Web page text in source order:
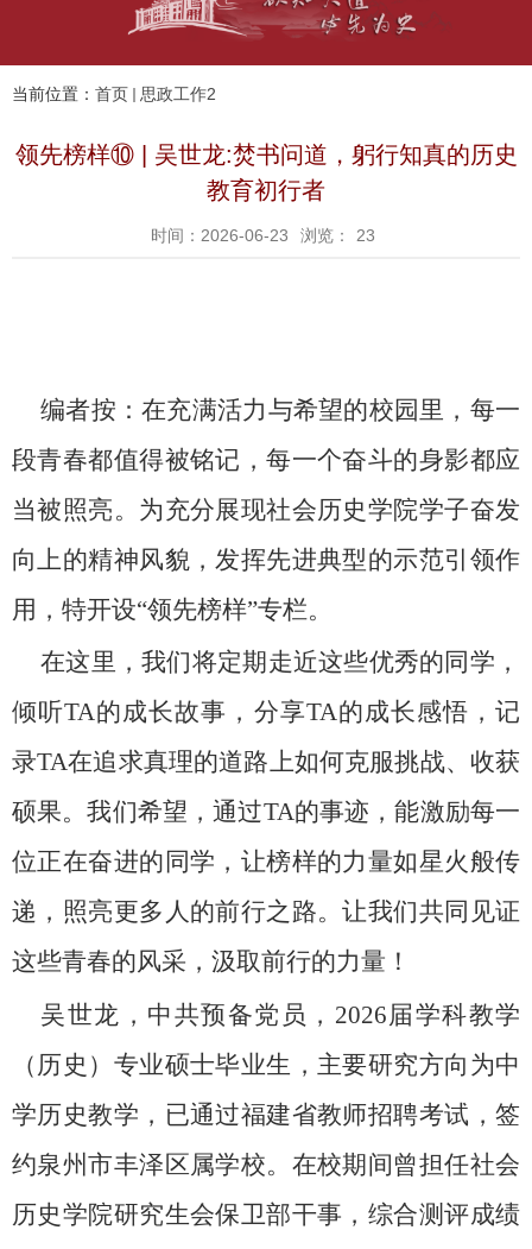
当前位置： 首页 思政工作2
领先榜样⑩ | 吴世龙:焚书问道，躬行知真的历史
教育初行者
时间：2026-06-23 浏览： 23
编者按：在充满活力与希望的校园里，每一
段青春都值得被铭记，每一个奋斗的身影都应
当被照亮。为充分展现社会历史学院学子奋发
向上的精神风貌，发挥先进典型的示范引领作
用，特开设“领先榜样”专栏。
在这里，我们将定期走近这些优秀的同学，
倾听TA的成长故事，分享TA的成长感悟，记
录TA在追求真理的道路上如何克服挑战、收获
硕果。我们希望，通过TA的事迹，能激励每一
位正在奋进的同学，让榜样的力量如星火般传
递，照亮更多人的前行之路。让我们共同见证
这些青春的风采，汲取前行的力量！
吴世龙，中共预备党员， 2026届学科教学
（历史）专业硕士毕业生，主要研究方向为中
学历史教学，已通过福建省教师招聘考试，签
约泉州市丰泽区属学校。在校期间曾担任社会
历史学院研究生会保卫部干事，综合测评成绩